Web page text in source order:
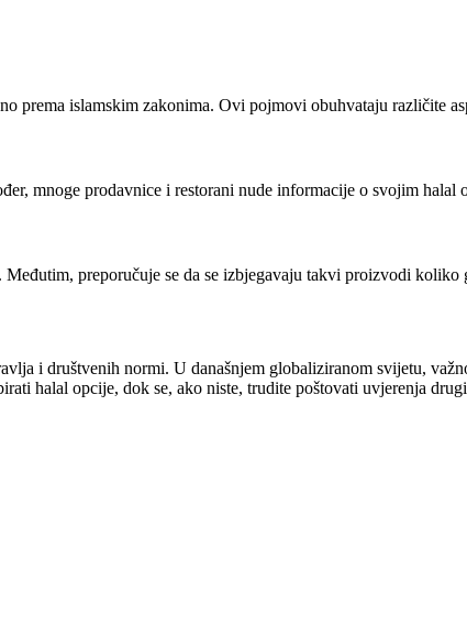
prema islamskim zakonima. Ovi pojmovi obuhvataju različite
mnoge prodavnice i restorani nude informacije o svojim halal
preporučuje se da se izbjegavaju takvi proizvodi koliko
i društvenih normi. U današnjem globaliziranom svijetu,
halal opcije, dok se, ako niste, trudite poštovati uvjerenja